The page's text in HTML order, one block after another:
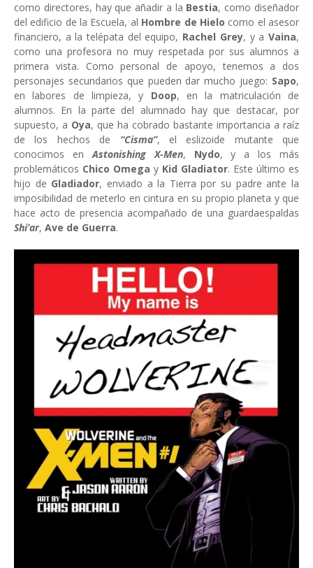
como directores, hay que añadir a la Bestia, como diseñador
del edificio dela Escuela, al Hombre de Hielo como el asesor
financiero, a la telépata del equipo, Rachel Grey, y aVaina,
como una profesora no muy respetada por sus alumnos a
primera vista. Como personal de apoyo, tenemos a dos
personajes secundarios que pueden dar mucho juego: Sapo,
en labores de limpieza, y Doop, en la matriculación de
alumnos. En la parte del alumnado hay que destacar, por
supuesto, a Oya, que ha cobrado bastante importancia a raíz
de los hechos de “Cisma”, el eslizoide mutante que
conocimos enAstonishing X-Men, Nydo, y a los más
problemáticos Chico Omega y Kid Gladiator. Este último es
hijo de Gladiador, enviado ala Tierra por su padre ante la
imposibilidad de meterlo en cintura en su propio planeta y que
hace acto de presencia acompañado de una guardaespaldas
Shi’ar, Ave de Guerra.